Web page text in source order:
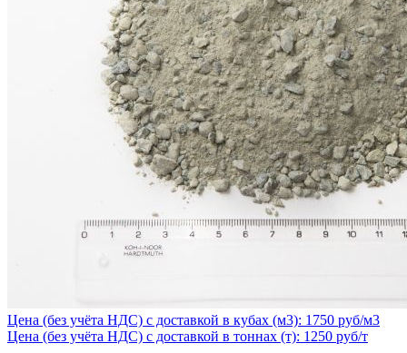
Цена (без учёта НДС) с доставкой в кубах (м3): 1750 руб/м3
Цена (без учёта НДС) с доставкой в тоннах (т): 1250 руб/т